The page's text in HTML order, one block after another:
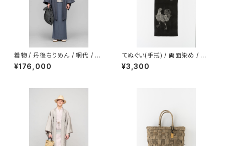
着物 / 丹後ちりめん / 網代 / BL
UE GRAY（With tailoring）
¥176,000
てぬぐい(手拭) / 両面染め / 伊
藤若冲 / 軍鶏 / GRAY
¥3,300